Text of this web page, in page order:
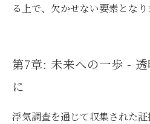
る上で、欠かせない要素となり
第7章: 未来への一歩 -
に
浮気調査を通じて収集された